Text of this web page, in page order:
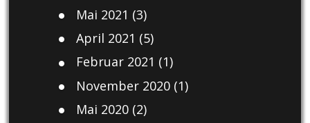
Mai 2021 (3)
April 2021 (5)
Februar 2021 (1)
November 2020(1)
Mai 2020(2)